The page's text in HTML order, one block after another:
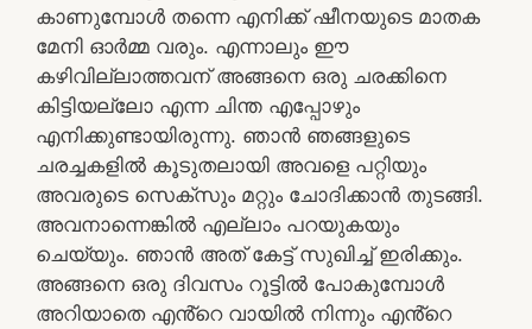
കാണുമ്പോൾ തന്നെ എനിക്ക് ഷീനയുടെ മാതക
മേനി ഓർമ്മ വരും. എന്നാലും ഈ
കഴിവില്ലാത്തവന് അങ്ങനെ ഒരു ചരക്കിനെ
കിട്ടിയല്ലോ എന്ന ചിന്ത എപ്പോഴും
എനിക്കുണ്ടായിരുന്നു. ഞാൻ ഞങ്ങളുടെ
ചരച്ചകളിൽ കൂടുതലായി അവളെ പറ്റിയും
അവരുടെ സെക്സും മറ്റും ചോദിക്കാൻ തുടങ്ങി.
അവനാന്നെങ്കിൽ എല്ലാം പറയുകയും
ചെയ്യും. ഞാൻ അത് കേട്ട് സുഖിച്ച് ഇരിക്കും.
അങ്ങനെ ഒരു ദിവസം റൂട്ടിൽ പോകുമ്പോൾ
അറിയാതെ എൻ്റെ വായിൽ നിന്നും എൻ്റെ